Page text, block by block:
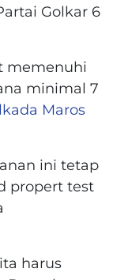
Golkar 6
memenuhi
minimal 7
Maros
ini tetap
propert test
harus